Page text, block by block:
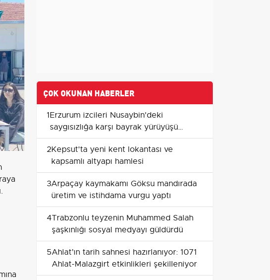
ÇOK OKUNAN HABERLER
1Erzurum izcileri Nusaybin'deki
saygısızlığa karşı bayrak yürüyüşü
düzenledi
2Kepsut'ta yeni kent lokantası ve
kapsamlı altyapı hamlesi
3Arpaçay kaymakamı Göksu mandırada
üretim ve istihdama vurgu yaptı
4Trabzonlu teyzenin Muhammed Salah
şaşkınlığı sosyal medyayı güldürdü
5Ahlat’ın tarih sahnesi hazırlanıyor: 1071
Ahlat-Malazgirt etkinlikleri şekilleniyor